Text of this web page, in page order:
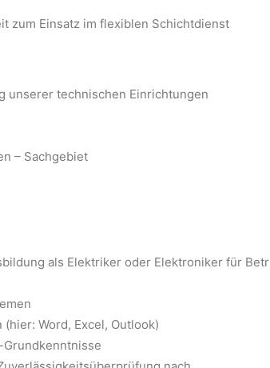
zum Einsatz im flexiblen Schichtdienst
unserer technischen Einrichtungen
– Sachgebiet
als Elektriker oder Elektroniker für
Word, Excel, Outlook)